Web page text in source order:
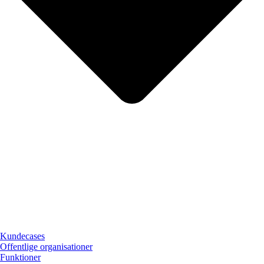
Kundecases
Offentlige organisationer
Funktioner